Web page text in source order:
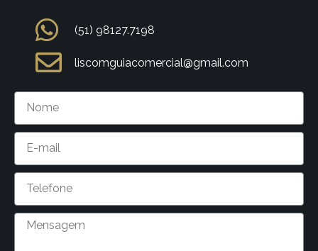
(51) 98127.7198
liscomguiacomercial@gmail.com